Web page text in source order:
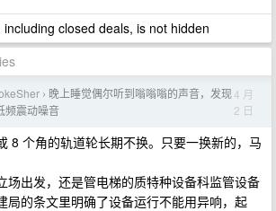
closed deals, is not hidden
› 晚上睡觉偶尔听到嗡嗡嗡的声音，发现
频震动噪音
4 月
2 日
8 个角的轨道轮长期不换。只要一换新的，马
场出发，还是管电梯的质特种设备科监管设备
局的条文里明确了设备运行不能用异响，起